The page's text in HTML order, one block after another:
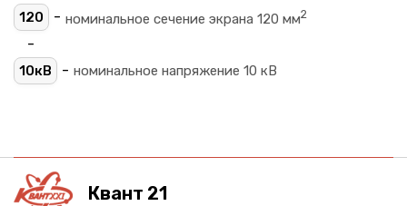
120 - номинальное сечение экрана 120 мм2
-
10кВ - номинальное напряжение 10 кВ
Квант 21